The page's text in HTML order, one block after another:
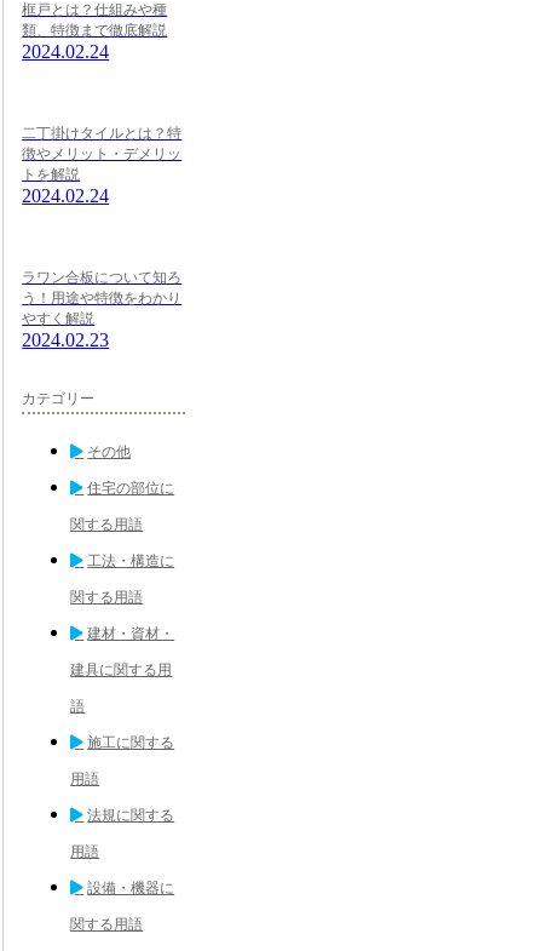
框戸とは？仕組みや種
類、特徴まで徹底解説
2024.02.24
二丁掛けタイルとは？特
徴やメリット・デメリッ
トを解説
2024.02.24
ラワン合板について知ろ
う！用途や特徴をわかり
やすく解説
2024.02.23
カテゴリー
その他
住宅の部位に
関する用語
工法・構造に
関する用語
建材・資材・
建具に関する用
語
施工に関する
用語
法規に関する
用語
設備・機器に
関する用語